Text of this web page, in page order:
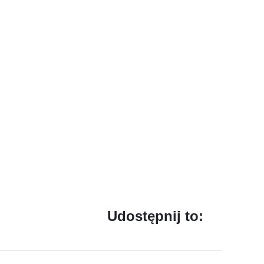
Udostępnij to: